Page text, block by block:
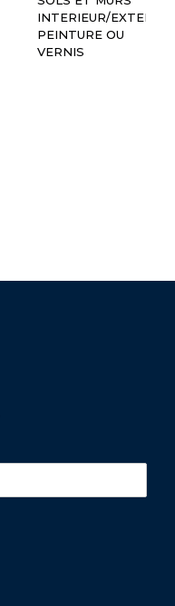
INTERIEUR/
PEINTURE OU
VERNIS